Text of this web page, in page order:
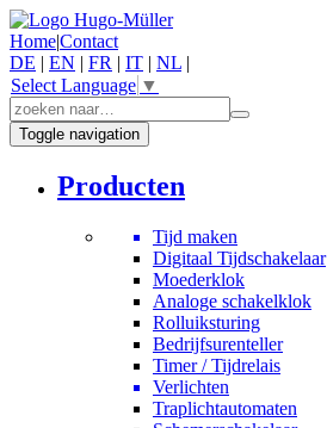
Home|Contact
DE | EN | FR | IT | NL |
Select Language ▼
Toggle navigation
Producten
Tijd maken
Digitaal Tijdschakelaar
Moederklok
Analoge schakelklok
Rolluiksturing
Bedrijfsurenteller
Timer / Tijdrelais
Verlichten
Traplichtautomaten